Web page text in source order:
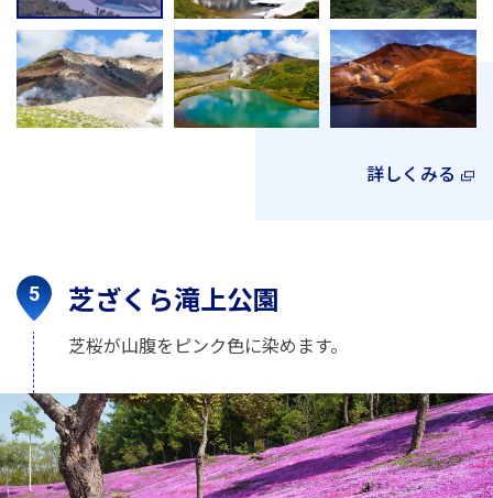
詳しくみる
芝ざくら滝上公園
芝桜が山腹をピンク色に染めます。